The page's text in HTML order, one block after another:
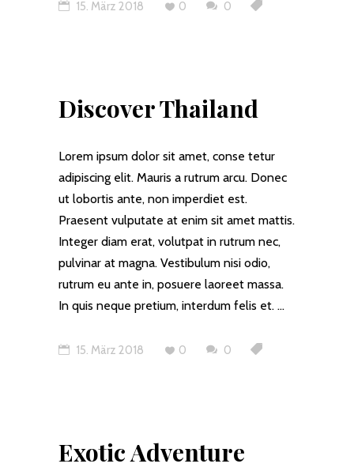
15. März 2018 0 0
Discover Thailand
Lorem ipsum dolor sit amet, conse tetur
adipiscing elit. Mauris a rutrum arcu. Donec
ut lobortis ante, non imperdiet est.
Praesent vulputate at enim sit amet mattis.
Integer diam erat, volutpat in rutrum nec,
pulvinar at magna. Vestibulum nisi odio,
rutrum eu ante in, posuere laoreet massa.
In quis neque pretium, interdum felis et.
15. März 2018 0 0
Exotic Adventure